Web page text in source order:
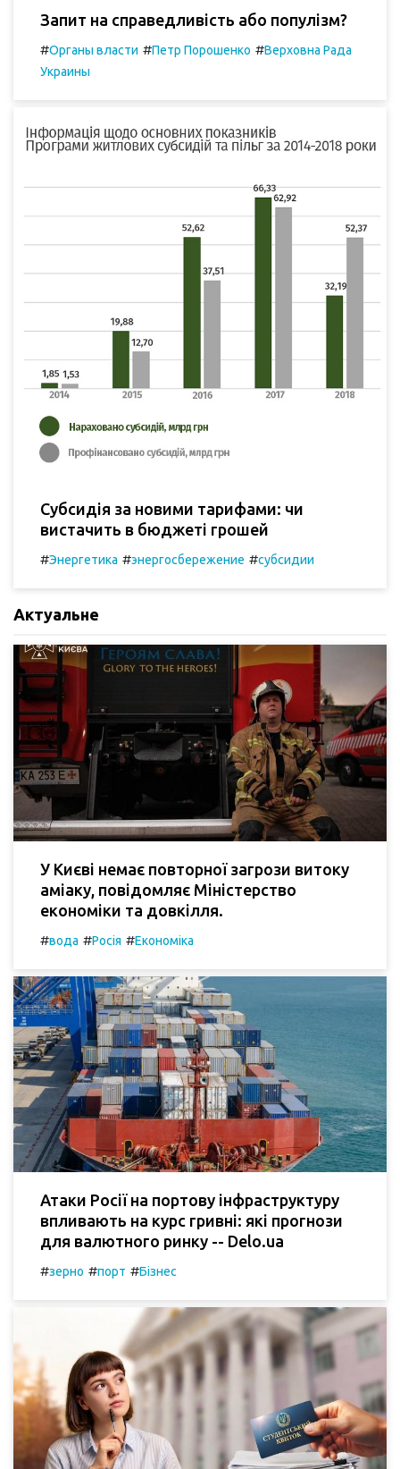
Запит на справедливість або популізм?
#Органы власти #Петр Порошенко #Верховна Рада
Украины
Субсидія за новими тарифами: чи
вистачить в бюджеті грошей
#Энергетика #энергосбережение #субсидии
Актуальне
У Києві немає повторної загрози витоку
аміаку, повідомляє Міністерство
економіки та довкілля.
#вода #Росія #Економіка
Атаки Росії на портову інфраструктуру
впливають на курс гривні: які прогнози
для валютного ринку -- Delo.ua
#зерно #порт #Бізнес